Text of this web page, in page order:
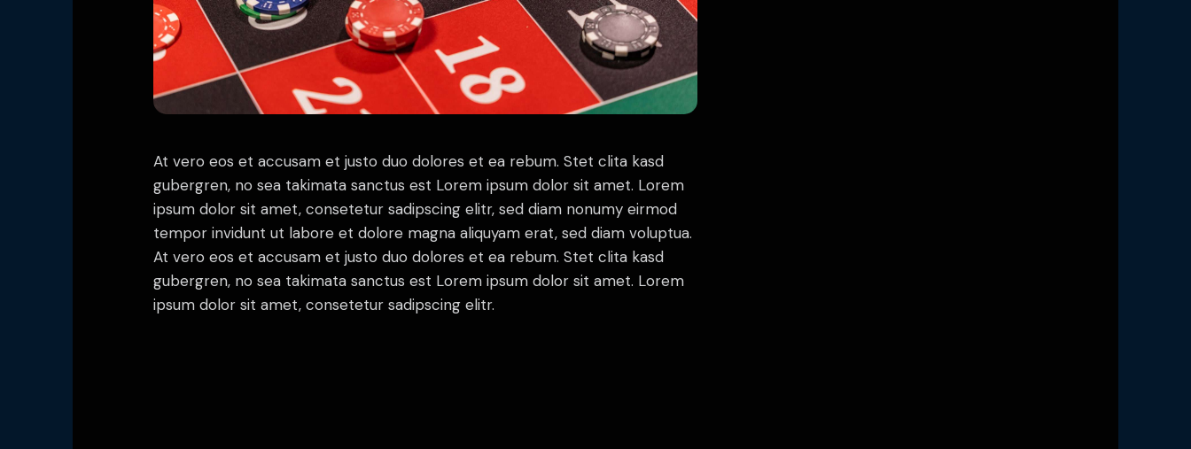
At vero eos et accusam et justo duo dolores et ea rebum. Stet clita kasd
gubergren, no sea takimata sanctus est Lorem ipsum dolor sit amet. Lorem
ipsum dolor sit amet, consetetur sadipscing elitr, sed diam nonumy eirmod
tempor invidunt ut labore et dolore magna aliquyam erat, sed diam voluptua.
At vero eos et accusam et justo duo dolores et ea rebum. Stet clita kasd
gubergren, no sea takimata sanctus est Lorem ipsum dolor sit amet. Lorem
ipsum dolor sit amet, consetetur sadipscing elitr.